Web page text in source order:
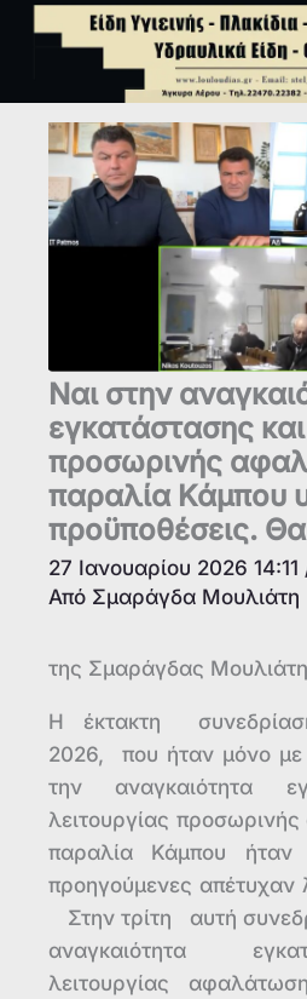
Ναι στην
εγκατάστασης
προσωρινής
παραλία Κάμπου
προϋποθέσεις.
27 Ιανουαρίου 2026 14:11
Από Σμαράγδα Μουλιάτη
της Σμαράγδας Μουλιάτη
Η έκτακτη
2026, που ήταν μόνο με
την αναγκαιότητα
λειτουργίας
παραλία Κάμπου ήταν
προηγούμενες απέτυχαν
Στην τρίτη αυτή
αναγκαιότητα
λειτουργίας